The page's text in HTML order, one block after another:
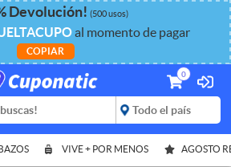
Devolución! (500 usos)
al momento de pagar
COPIAR
0
VIVE + POR MENOS AGOSTO